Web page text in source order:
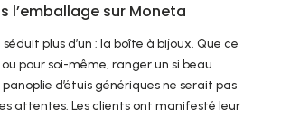
l’emballage sur Moneta
plus d’un : la boîte à bijoux. Que ce
pour soi-même, ranger un si beau
d’étuis génériques ne serait pas
attentes. Les clients ont manifesté leur